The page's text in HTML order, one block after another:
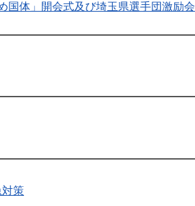
国体」開会式及び埼玉県選手団激励会
策